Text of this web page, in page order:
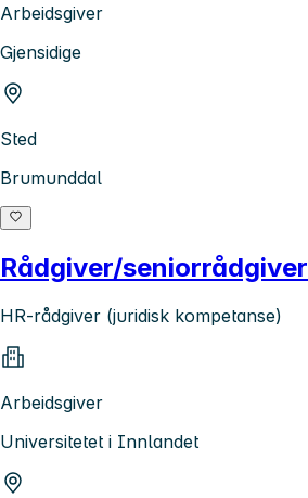
Arbeidsgiver
Gjensidige
Sted
Brumunddal
Rådgiver/seniorrådgiver
HR-rådgiver (juridisk kompetanse)
Arbeidsgiver
Universitetet i Innlandet